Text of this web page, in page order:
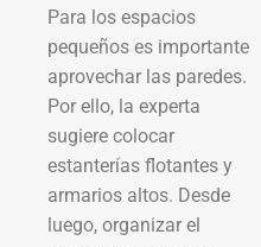
Para los espacios
pequeños es importante
aprovechar las paredes.
Por ello, la experta
sugiere colocar
estanterías flotantes y
armarios altos. Desde
luego, organizar el